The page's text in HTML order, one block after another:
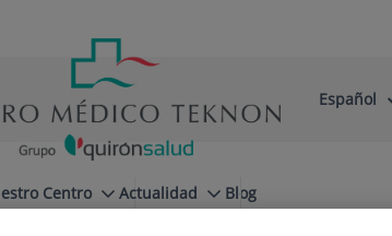
Selector
Idioma
Español
Centro Actualidad Blog